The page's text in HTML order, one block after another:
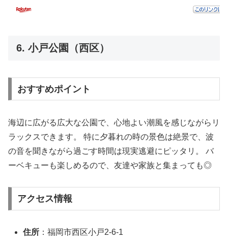
6. 小戸公園（西区）
おすすめポイント
海辺に広がる広大な公園で、心地よい潮風を感じながらリ
ラックスできます。 特に夕暮れの時の景色は絶景で、波
の音を聞きながら過ごす時間は現実逃避にピッタリ。 バ
ーベキューも楽しめるので、友達や家族と集まっても◎
アクセス情報
住所 ：福岡市西区小戸2-6-1